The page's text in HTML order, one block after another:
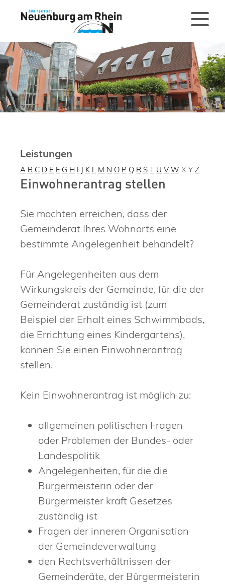
Leistungen
A B C D E F G H I J K L M N O P Q R S T U V W X Y Z
Einwohnerantrag stellen
Sie möchten erreichen, dass der
Gemeinderat Ihres Wohnorts eine
bestimmte Angelegenheit behandelt?
Für Angelegenheiten aus dem
Wirkungskreis der Gemeinde, für die der
Gemeinderat zuständig ist (zum
Beispiel der Erhalt eines Schwimmbads,
die Errichtung eines Kindergartens),
können Sie einen Einwohnerantrag
stellen.
Kein Einwohnerantrag ist möglich zu:
allgemeinen politischen Fragen
oder Problemen der Bundes- oder
Landespolitik
Angelegenheiten, für die die
Bürgermeisterin oder der
Bürgermeister kraft Gesetzes
zuständig ist
Fragen der inneren Organisation
der Gemeindeverwaltung
den Rechtsverhältnissen der
Gemeinderäte, der Bürgermeisterin